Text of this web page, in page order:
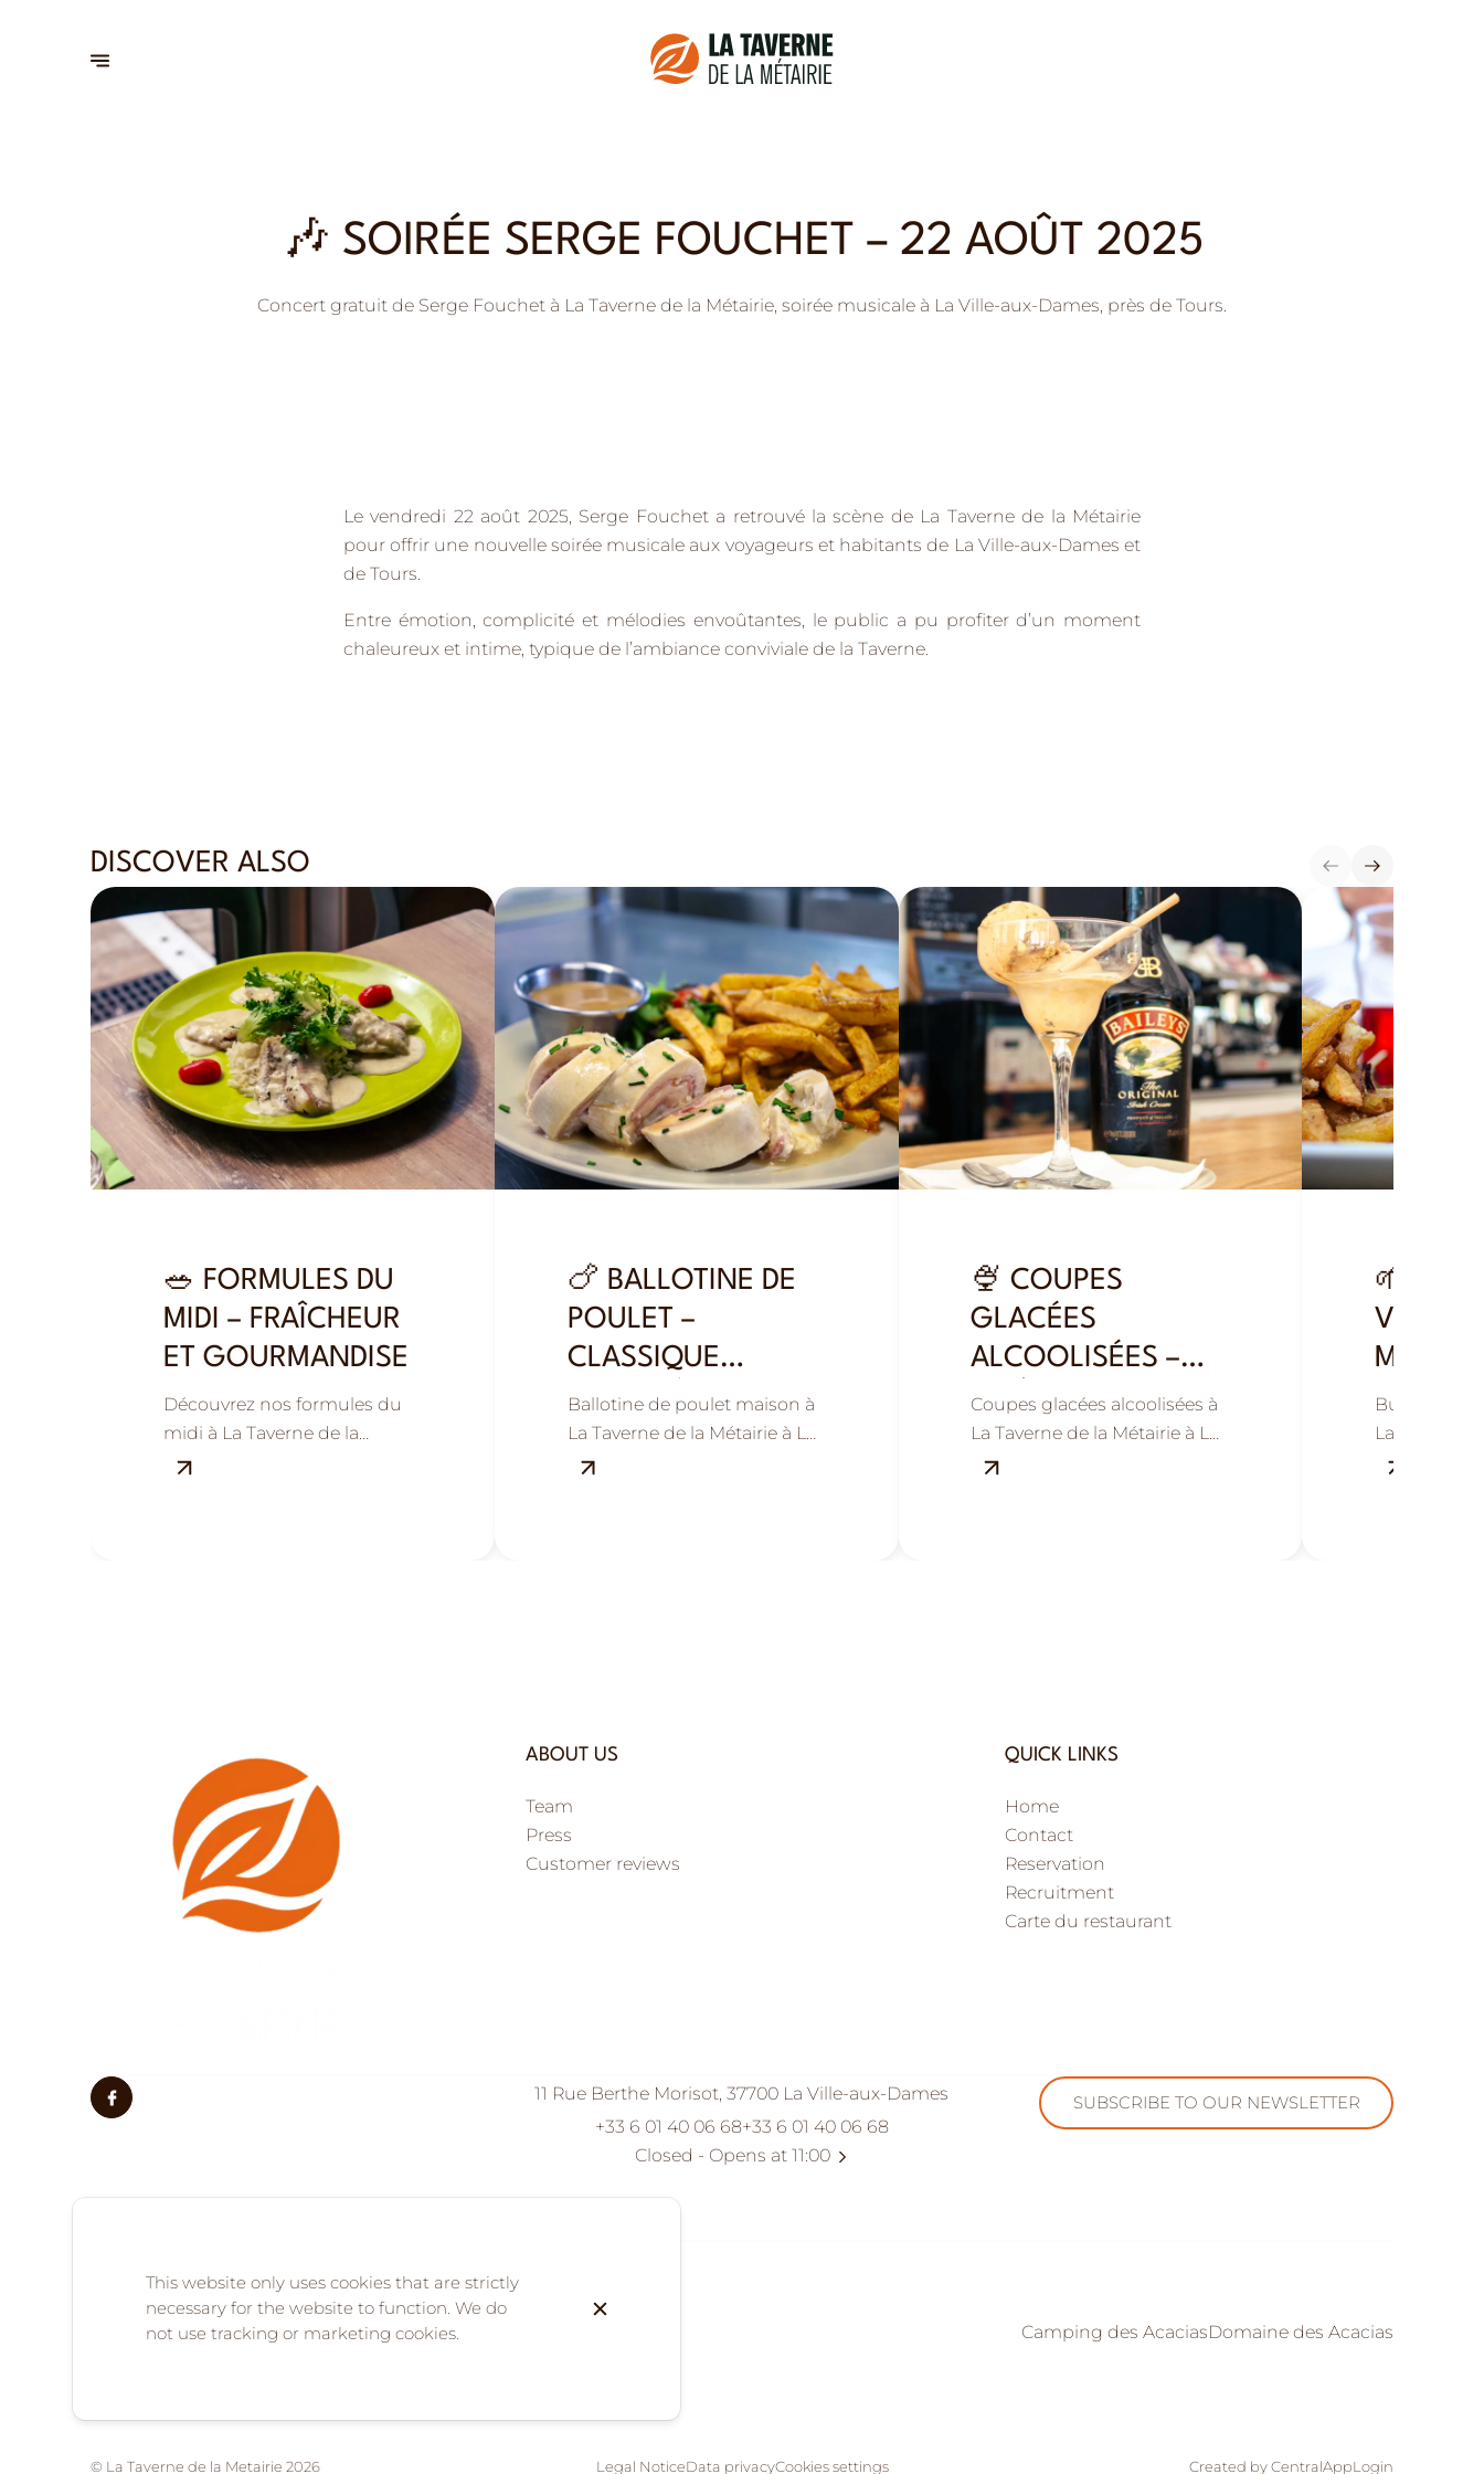
🎶 SOIRÉE SERGE FOUCHET – 22 AOÛT 2025
Concert gratuit de Serge Fouchet à La Taverne de la Métairie, soirée musicale à La Ville-aux-Dames, près de Tours.
Le vendredi 22 août 2025, Serge Fouchet a retrouvé la scène de La Taverne de la Métairie
pour offrir une nouvelle soirée musicale aux voyageurs et habitants de La Ville-aux-Dames et
de Tours
Entre émotion, complicité et mélodies envoûtantes, le public a pu profiter d’un moment
chaleureux et intime, typique de l’ambiance conviviale de la Taverne.
DISCOVER ALSO
🥗 FORMULES DU
MIDI – FRAÎCHEUR
ET GOURMANDISE
Découvrez nos formules du
midi à La Taverne de la
Métairie à La Ville-aux-Dames,
🍗 BALLOTINE DE
POULET –
CLASSIQUE
REVISITÉE ET
GOURMANDE
Ballotine de poulet maison à
La Taverne de la Métairie à La
Ville-aux-Dames, près de
🍨 COUPES
GLACÉES
ALCOOLISÉES –
FRAÎCHEUR ET
GOURMANDISE
Coupes glacées alcoolisées à
La Taverne de la Métairie à La
Ville-aux-Dames, près de
🌱
ET
Burger
La Taverne
Ville-aux-
ABOUT US
Team
Press
Customer reviews
QUICK LINKS
Home
Contact
Reservation
Recruitment
Carte du restaurant
11 Rue Berthe Morisot, 37700 La Ville-aux-Dames
+33 6 01 40 06 68+33 6 01 40 06 68
Closed - Opens at 11:00
SUBSCRIBE TO OUR NEWSLETTER
OUR OTHER ESTABLISHMENTS Camping des AcaciasDomaine des Acacias
© La Taverne de la Metairie 2026 Legal NoticeData privacyCookies settings Created by CentralAppLogin
This website only uses cookies that are strictly
necessary for the website to function. We do
not use tracking or marketing cookies.